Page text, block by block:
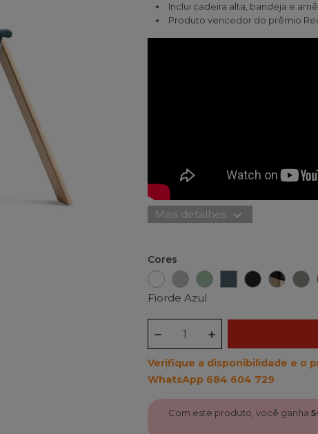
Inclui cadeira alta, bandeja e
Produto vencedor do prêmio
Mais detalhes expand_more
Cores
BrancoCinza
Nuvem
Trevo
Verde
Fiorde
Azul
Preto
noite
Preto
Natural
Fiorde Azul
Verifique a disponibilidade e o
WhatsApp 684 604 729
Com este produto, você ganha